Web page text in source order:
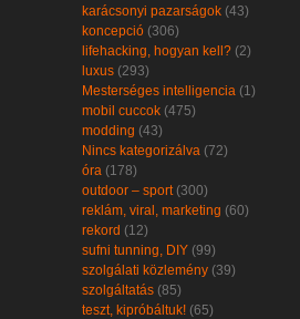
karácsonyi pazarságok (43)
koncepció (306)
lifehacking, hogyan kell? (2)
luxus (293)
Mesterséges intelligencia (1)
mobil cuccok (475)
modding (43)
Nincs kategorizálva (72)
óra (178)
outdoor – sport(300)
reklám, viral, marketing (60)
rekord (12)
sufni tunning, DIY (99)
szolgálati közlemény (39)
szolgáltatás (85)
teszt, kipróbáltuk! (65)